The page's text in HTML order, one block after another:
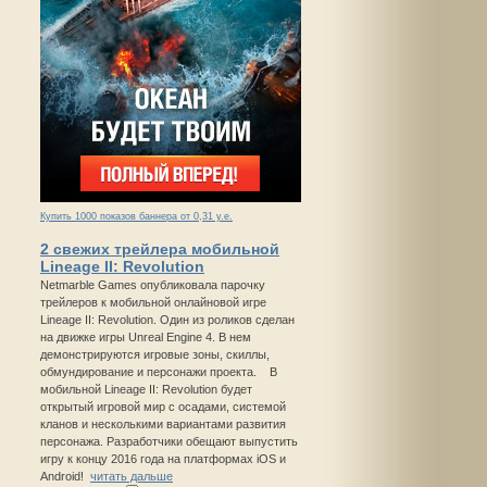
Купить 1000 показов баннера от 0,31 у.е.
2 свежих трейлера мобильной
Lineage II: Revolution
Netmarble Games опубликовала парочку
трейлеров к мобильной онлайновой игре
Lineage II: Revolution. Один из роликов сделан
на движке игры Unreal Engine 4. В нем
демонстрируются игровые зоны, скиллы,
обмундирование и персонажи проекта. В
мобильной Lineage II: Revolution будет
открытый игровой мир с осадами, системой
кланов и несколькими вариантами развития
персонажа. Разработчики обещают выпустить
игру к концу 2016 года на платформах iOS и
Android! читать дальше